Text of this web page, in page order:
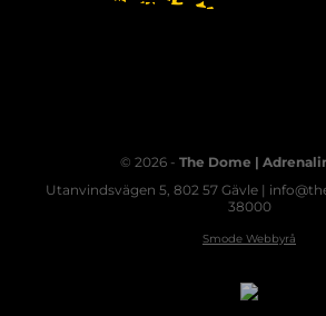
© 2026 - The Dome |
Utanvindsvägen 5, 802 57 Gävle |
38000
Smode Webbyrå